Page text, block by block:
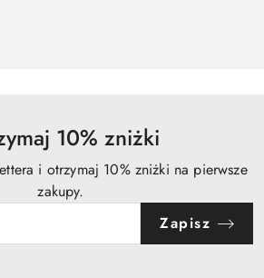
10% zniżki
i otrzymaj 10% zniżki na pierwsze
zakupy.
Zapisz